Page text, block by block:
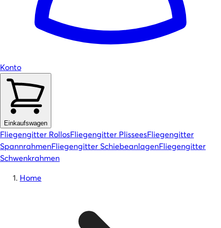
Konto
Einkaufswagen
Fliegengitter RollosFliegengitter PlisseesFliegengitter
SpannrahmenFliegengitter SchiebeanlagenFliegengitter
Schwenkrahmen
Home